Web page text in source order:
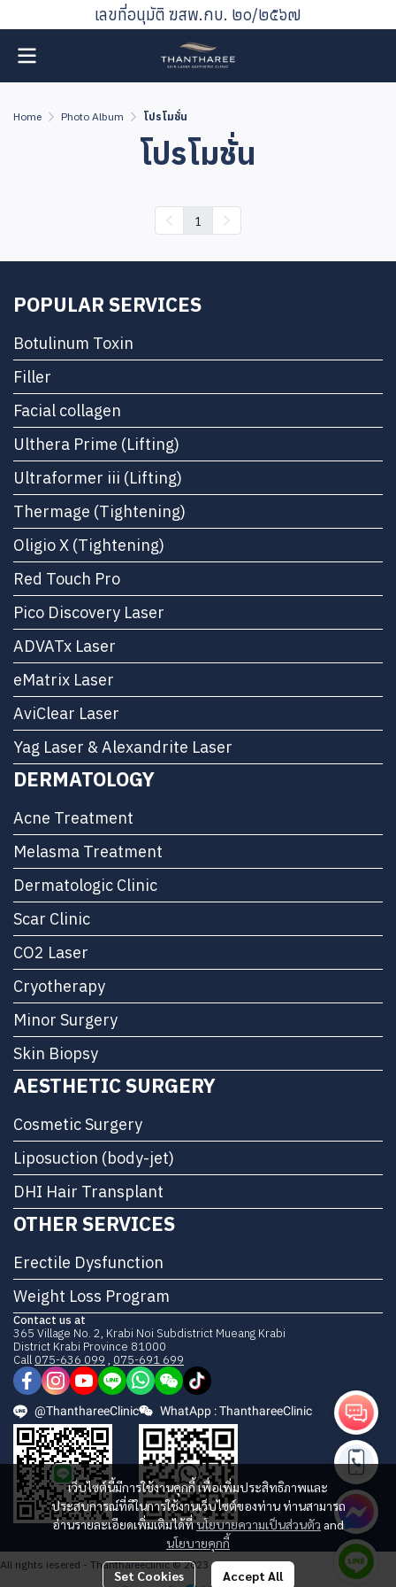
เลขที่อนุมัติ ฆสพ.กบ. ๒๐/๒๕๖๗
Home Photo Album โปรโมชั่น
โปรโมชั่น
1
เว็บไซต์นี้มีการใช้งานคุกกี้ เพื่อเพิ่มประสิทธิภาพและ
ประสบการณ์ที่ดีในการใช้งานเว็บไซต์ของท่าน ท่านสามารถ
อ่านรายละเอียดเพิ่มเติมได้ที่นโยบายความเป็นส่วนตัว and
นโยบายคุกกี้
Set Cookies Accept All
POPULAR SERVICES
Botulinum Toxin
Filler
Facial collagen
Ulthera Prime (Lifting)
Ultraformer iii (Lifting)
Thermage (Tightening)
Oligio X (Tightening)
Red Touch Pro
Pico Discovery Laser
ADVATx Laser
eMatrix Laser
AviClear Laser
Yag Laser & Alexandrite Laser
DERMATOLOGY
Acne Treatment
Melasma Treatment
Dermatologic Clinic
Scar Clinic
CO2 Laser
Cryotherapy
Minor Surgery
Skin Biopsy
AESTHETIC SURGERY
Cosmetic Surgery
Liposuction (body-jet)
DHI Hair Transplant
OTHER SERVICES
Erectile Dysfunction
Weight Loss Program
Contact us at
365 Village No. 2, Krabi Noi Subdistrict Mueang Krabi
District Krabi Province 81000
Call 075-636 099 , 075-691 699
@ThanthareeClinic WhatApp : ThanthareeClinic
All rights iesered - Thanthareeclinic © 2023